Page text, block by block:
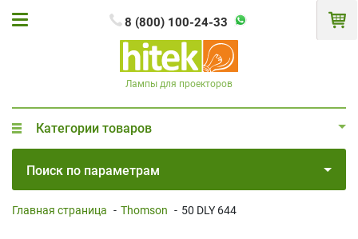
8 (800) 100-24-33
Лампы для проекторов
Категории товаров
Поиск по параметрам
Главная страница - Thomson - 50 DLY 644